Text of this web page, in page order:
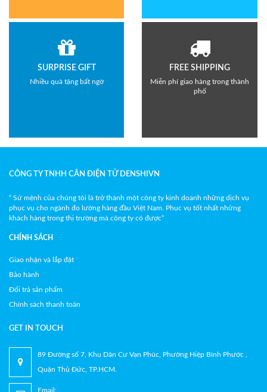
SURPRISE GIFT
Nhiều quà tặng bất ngờ
FREE SHIPPING
Miễn phí giao hàng trong thành
phố
CÔNG TY TNHH CÂN ĐIỆN TỬ DENSHIVN
“ Sứ mệnh của chúng tôi là trở thành một công ty kinh doanh những dịch vụ
phục vụ cho ngành đo lường hàng đầu Việt Nam. Phục vụ tốt nhất những
khách hàng trong thị trường mà công ty có được”
CHÍNH SÁCH
Giao nhận và lắp đặt
Bảo hành
Đổi trả sản phẩm
Chính sách thanh toán
GET IN TOUCH
89 Đường số 7, Khu Dân Cư Vạn Phúc, Phường Hiệp Bình Phước ,
Quận Thủ Đức, TP.HCM.
Email: